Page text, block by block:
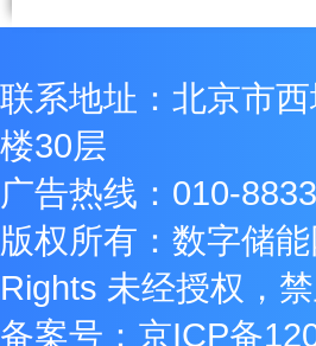
联系地址：北京市
楼30层
广告热线：010-
版权所有：数字储
Rights 未经授权，
备案号： 京ICP备